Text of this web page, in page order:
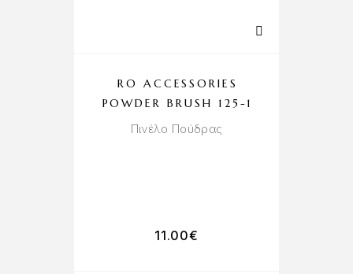
RO ACCESSORIES
POWDER BRUSH 125-1
Πινέλο Πούδρας
11.00€